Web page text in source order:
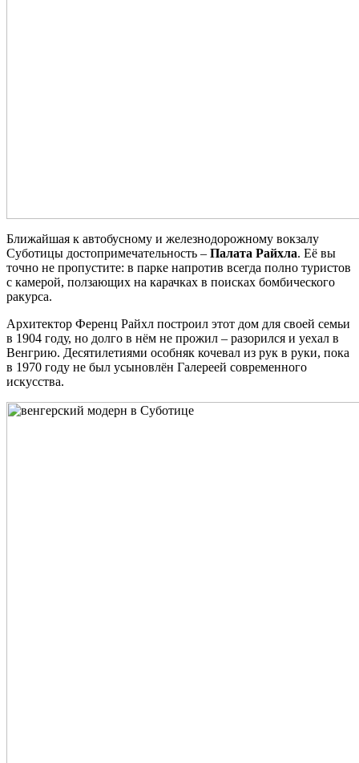
Ближайшая к автобусному и железнодорожному вокзалу
Суботицы достопримечательность – Палата Райхла. Её вы
точно не пропустите: в парке напротив всегда полно туристов
с камерой, ползающих на карачках в поисках бомбического
ракурса.
Архитектор Ференц Райхл построил этот дом для своей семьи
в 1904 году, но долго в нём не прожил – разорился и уехал в
Венгрию. Десятилетиями особняк кочевал из рук в руки, пока
в 1970 году не был усыновлён Галереей современного
искусства.